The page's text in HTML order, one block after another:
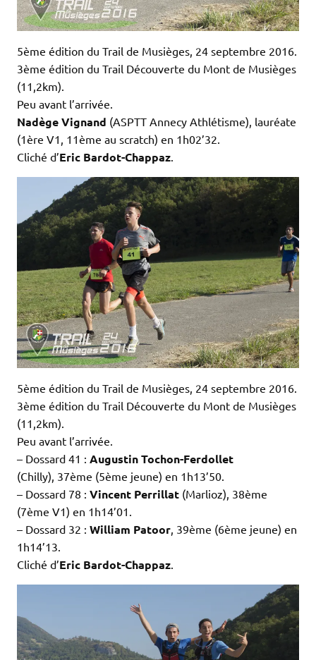
5ème édition du Trail de Musièges, 24 septembre 2016.
3ème édition du Trail Découverte du Mont de Musièges
(11,2km).
Peu avant l’arrivée.
Nadège Vignand (ASPTT Annecy Athlétisme), lauréate
(1ère V1, 11ème au scratch) en 1h02’32.
Cliché d’Eric Bardot-Chappaz
5ème édition du Trail de Musièges, 24 septembre 2016.
3ème édition du Trail Découverte du Mont de Musièges
(11,2km).
Peu avant l’arrivée.
– Dossard 41 : Augustin Tochon-Ferdollet
(Chilly), 37ème (5ème jeune) en 1h13’50.
– Dossard 78 : Vincent Perrillat (Marlioz), 38ème
(7ème V1) en 1h14’01.
– Dossard 32 : William Patoor, 39ème (6ème jeune) en
1h14’13.
Cliché d’Eric Bardot-Chappaz.